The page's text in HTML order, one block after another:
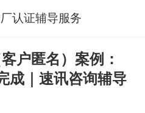
认证辅导服务
户匿名）案例：
成｜速讯咨询辅导